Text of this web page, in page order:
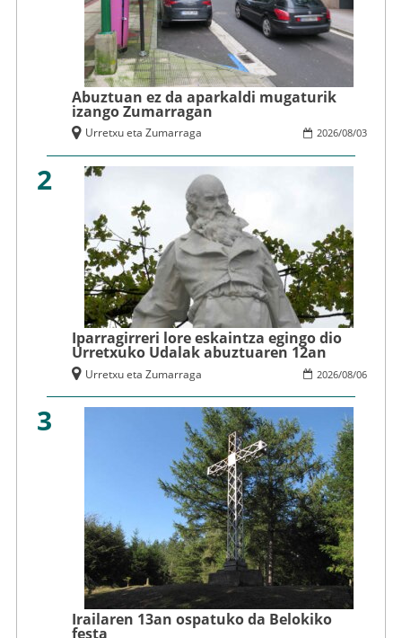
Abuztuan ez da aparkaldi mugaturik
izango Zumarragan
2026/08/03
Urretxu eta Zumarraga
2
Iparragirreri lore eskaintza egingo dio
Urretxuko Udalak abuztuaren 12an
2026/08/06
Urretxu eta Zumarraga
3
Irailaren 13an ospatuko da Belokiko
festa